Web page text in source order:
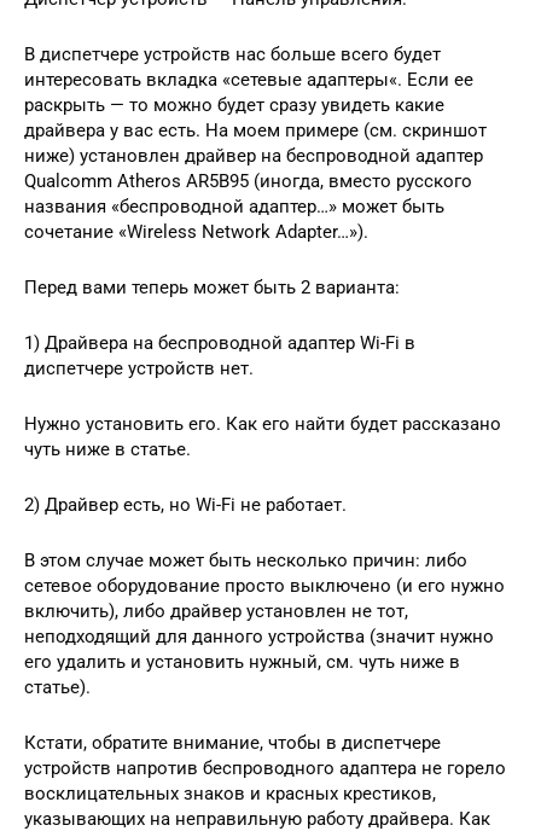
В диспетчере устройств нас больше всего будет
интересовать вкладка «сетевые адаптеры«. Если ее
раскрыть — то можно будет сразу увидеть какие
драйвера у вас есть. На моем примере (см. скриншот
ниже) установлен драйвер на беспроводной адаптер
Qualcomm Atheros AR5B95 (иногда, вместо русского
названия «беспроводной адаптер…» может быть
сочетание «Wireless Network Adapter…»).
Перед вами теперь может быть 2 варианта:
1) Драйвера на беспроводной адаптер Wi-Fi в
диспетчере устройств нет.
Нужно установить его. Как его найти будет рассказано
чуть ниже в статье.
2) Драйвер есть, но Wi-Fi не работает.
В этом случае может быть несколько причин: либо
сетевое оборудование просто выключено (и его нужно
включить), либо драйвер установлен не тот,
неподходящий для данного устройства (значит нужно
его удалить и установить нужный, см. чуть ниже в
статье).
Кстати, обратите внимание, чтобы в диспетчере
устройств напротив беспроводного адаптера не горело
восклицательных знаков и красных крестиков,
указывающих на неправильную работу драйвера. Как